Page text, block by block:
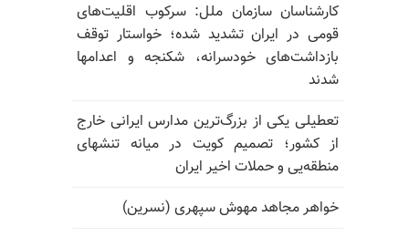
کارشناسان سازمان ملل: سرکوب اقلیت‌های
قومی در ایران تشدید شده؛ خواستار توقف
بازداشت‌های خودسرانه، شکنجه و اعدامها
شدند
تعطیلی یکی از بزرگ‌ترین مدارس ایرانی خارج
از کشور؛ تصمیم کویت در میانه تنشهای
منطقه‌یی و حملات اخیر ایران
خواهر مجاهد مهوش سپهری (نسرین)